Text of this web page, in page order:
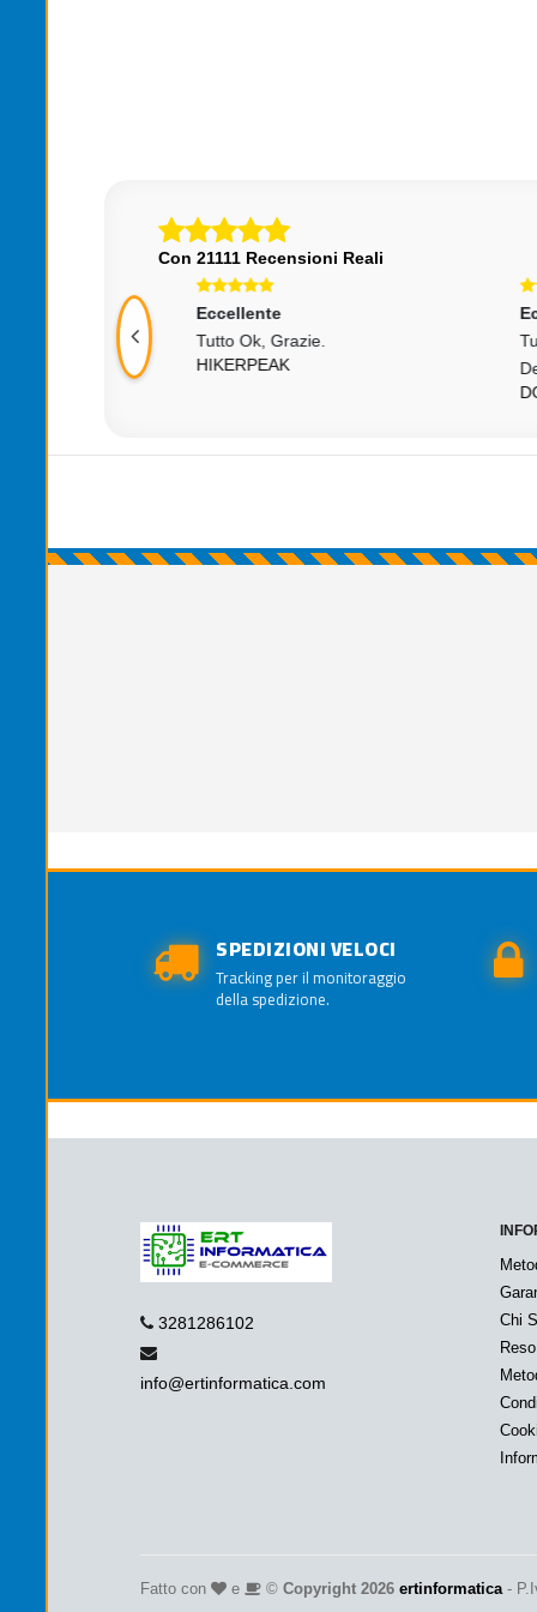
Con 21111 Recensioni Reali
Eccellente
Tutto Ok, Grazie.
HIKERPEAK
SPEDIZIONI VELOCI
Tracking per il monitoraggio
della spedizione.
3281286102
info@ertinformatica.com
Chi
Fatto con e © Copyright 2026 ertinformatica -